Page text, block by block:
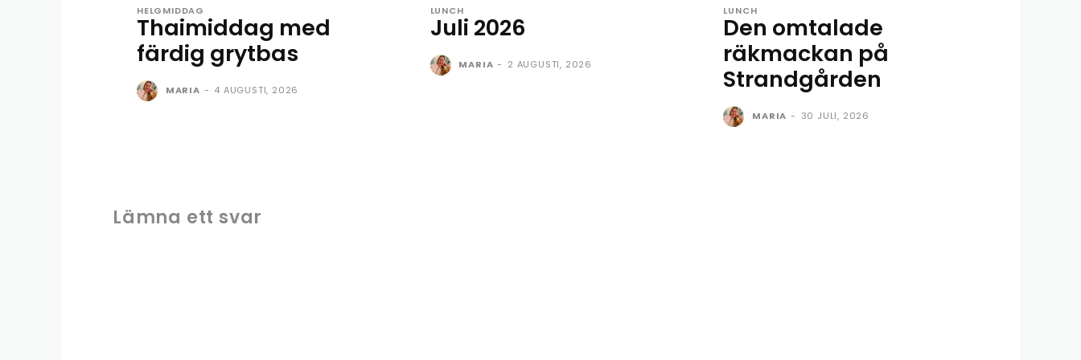
HELGMIDDAG
Thaimiddag med
färdig grytbas
MARIA - 4 AUGUSTI, 2026
LUNCH
Juli 2026
MARIA - 2 AUGUSTI, 2026
LUNCH
Den omtalade
räkmackan på
Strandgården
MARIA - 30 JULI, 2026
Lämna ett svar